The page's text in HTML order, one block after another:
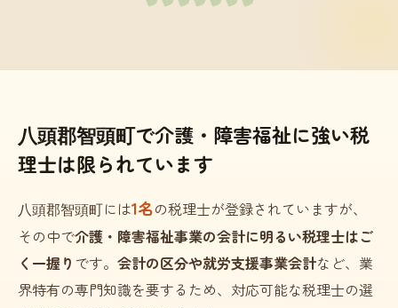
八頭郡智頭町で介護・障害福祉に強い税
理士は限られています
八頭郡智頭町には1名の税理士が登録されていますが、
その中で介護・障害福祉事業の会計に明るい税理士はご
く一握り です。 会計の区分や就労支援事業会計など、業
界特有の専門知識を要するため、対応可能な税理士の選